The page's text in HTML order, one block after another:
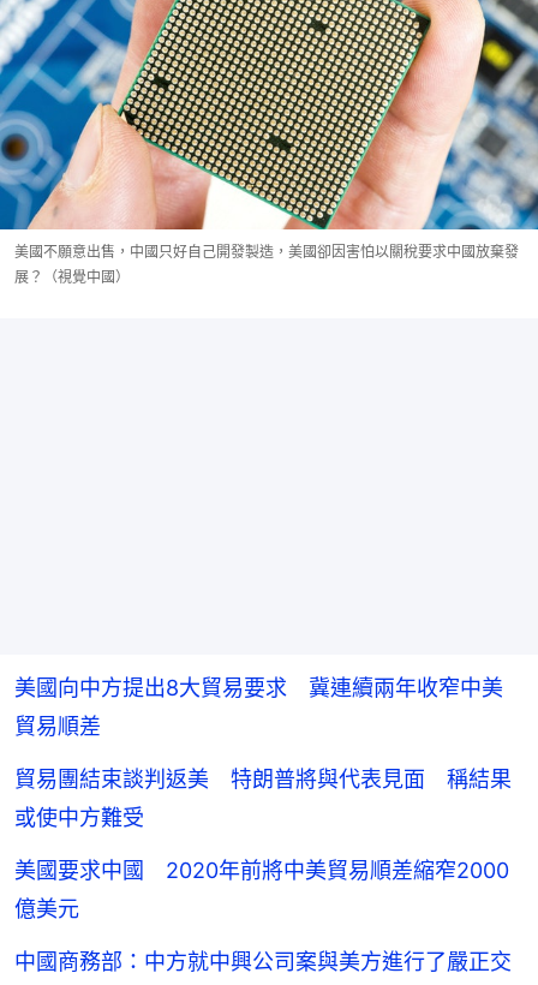
美國不願意出售，中國只好自己開發製造，美國卻因害怕以關稅要求中國放棄發
展？（視覺中國）
美國向中方提出8大貿易要求 冀連續兩年收窄中美
貿易順差
貿易團結束談判返美 特朗普將與代表見面 稱結果
或使中方難受
美國要求中國 2020年前將中美貿易順差縮窄2000
億美元
中國商務部：中方就中興公司案與美方進行了嚴正交